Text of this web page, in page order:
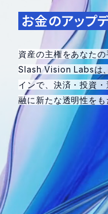
お金のアップ
資産の主権をあなた
Slash Vision Labsは
インで、決済・投資
融に新たな透明性をも